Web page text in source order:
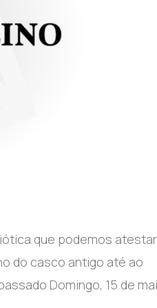
que podemos atestar
do casco antigo até ao
Domingo, 15 de